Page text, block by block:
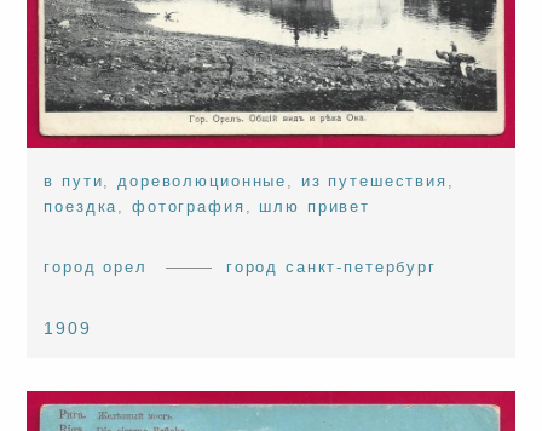
в пути дореволюционные из путешествия
поездка
,фотография шлю привет
город орел город санкт-петербург
1909